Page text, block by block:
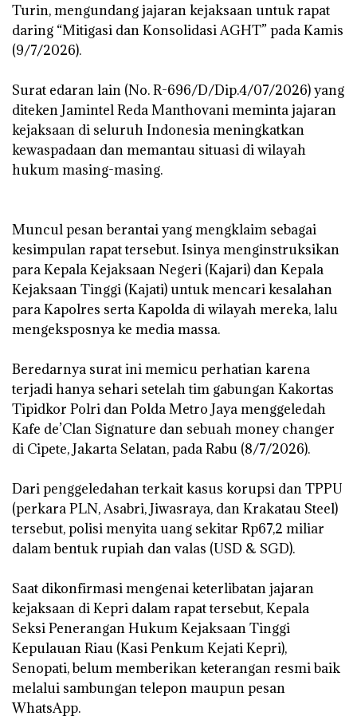
Turin, mengundang jajaran kejaksaan untuk rapat
daring “Mitigasi dan Konsolidasi AGHT” pada Kamis
(9/7/2026).
‎Surat edaran lain (No. R-696/D/Dip.4/07/2026) yang
diteken Jamintel Reda Manthovani meminta jajaran
kejaksaan di seluruh Indonesia meningkatkan
kewaspadaan dan memantau situasi di wilayah
hukum masing-masing.
‎Muncul pesan berantai yang mengklaim sebagai
kesimpulan rapat tersebut. Isinya menginstruksikan
para Kepala Kejaksaan Negeri (Kajari) dan Kepala
Kejaksaan Tinggi (Kajati) untuk mencari kesalahan
para Kapolres serta Kapolda di wilayah mereka, lalu
mengeksposnya ke media massa.
‎Beredarnya surat ini memicu perhatian karena
terjadi hanya sehari setelah tim gabungan Kakortas
Tipidkor Polri dan Polda Metro Jaya menggeledah
Kafe de’Clan Signature dan sebuah money changer
di Cipete, Jakarta Selatan, pada Rabu (8/7/2026).
‎Dari penggeledahan terkait kasus korupsi dan TPPU
(perkara PLN, Asabri, Jiwasraya, dan Krakatau Steel)
tersebut, polisi menyita uang sekitar Rp67,2 miliar
dalam bentuk rupiah dan valas (USD & SGD).
‎Saat dikonfirmasi mengenai keterlibatan jajaran
kejaksaan di Kepri dalam rapat tersebut, Kepala
Seksi Penerangan Hukum Kejaksaan Tinggi
Kepulauan Riau (Kasi Penkum Kejati Kepri),
Senopati, belum memberikan keterangan resmi baik
melalui sambungan telepon maupun pesan
WhatsApp.